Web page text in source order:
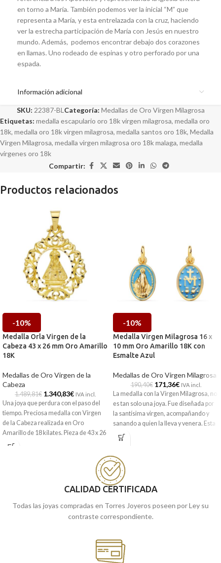
en torno a María. También podemos ver la inicial “M” que
representa a María, y esta entrelazada con la cruz, haciendo
ver la estrecha participación de María con Jesús en nuestro
mundo. Además, podemos encontrar debajo dos corazones
en llamas. Uno rodeado de espinas y otro perforado por una
espada.
Información adicional
SKU: 22387-BL Categoría: Medallas de Oro Virgen Milagrosa
Etiquetas: medalla escapulario oro 18k virgen milagrosa, medalla oro
18k, medalla oro 18k virgen milagrosa, medalla santos oro 18k, Medalla
Virgen Milagrosa, medalla virgen milagrosa oro 18k malaga, medalla
vírgenes oro 18k
Compartir:
Productos relacionados
-10%
Medalla Orla Virgen de la
Cabeza 43 x 26 mm Oro Amarillo
18K
Medallas de Oro Virgen de la
Cabeza
1.489,81€ 1.340,83€ IVA incl.
Una joya que perdura con el paso del
tiempo. Preciosa medalla con Virgen
de la Cabeza realizada en Oro
Amarillo de 18 kilates. Pieza de 43 x 26
milímetros que incorpora su imagen
elaborado tallado lateral con acabado
-10%
Medalla Virgen Milagrosa 16 x
10 mm Oro Amarillo 18K con
Esmalte Azul
Medallas de Oro Virgen Milagrosa
190,40€ 171,36€ IVA incl.
La medalla con la Virgen Milagrosa, no
es tan solo una joya. Fue diseñada por
la santísima virgen, acompañando y
sanando a quien la lleva y venera. Esta
con 16 x 10 mm está realizada en Oro
amarillo de 18 kilates y viene decorada
detalles en terminación lisa brillo.
Puedes encontrarlas en nuestras
tiendas deMálaga
CALIDAD CERTIFICADA
Todas las joyas compradas en Torres Joyeros poseen por Ley su
contraste correspondiente.